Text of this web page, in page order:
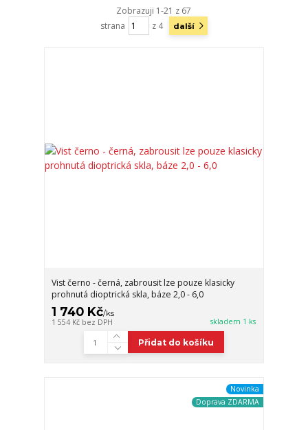
Zobrazuji 1-21 z 67
strana
z 4 další
Vist černo - černá, zabrousit lze pouze klasicky
prohnutá dioptrická skla, báze 2,0 - 6,0
1 740 Kč/ks
1 554 Kč bez DPH skladem 1 ks
Přidat do košíku
Novinka
Doprava ZDARMA